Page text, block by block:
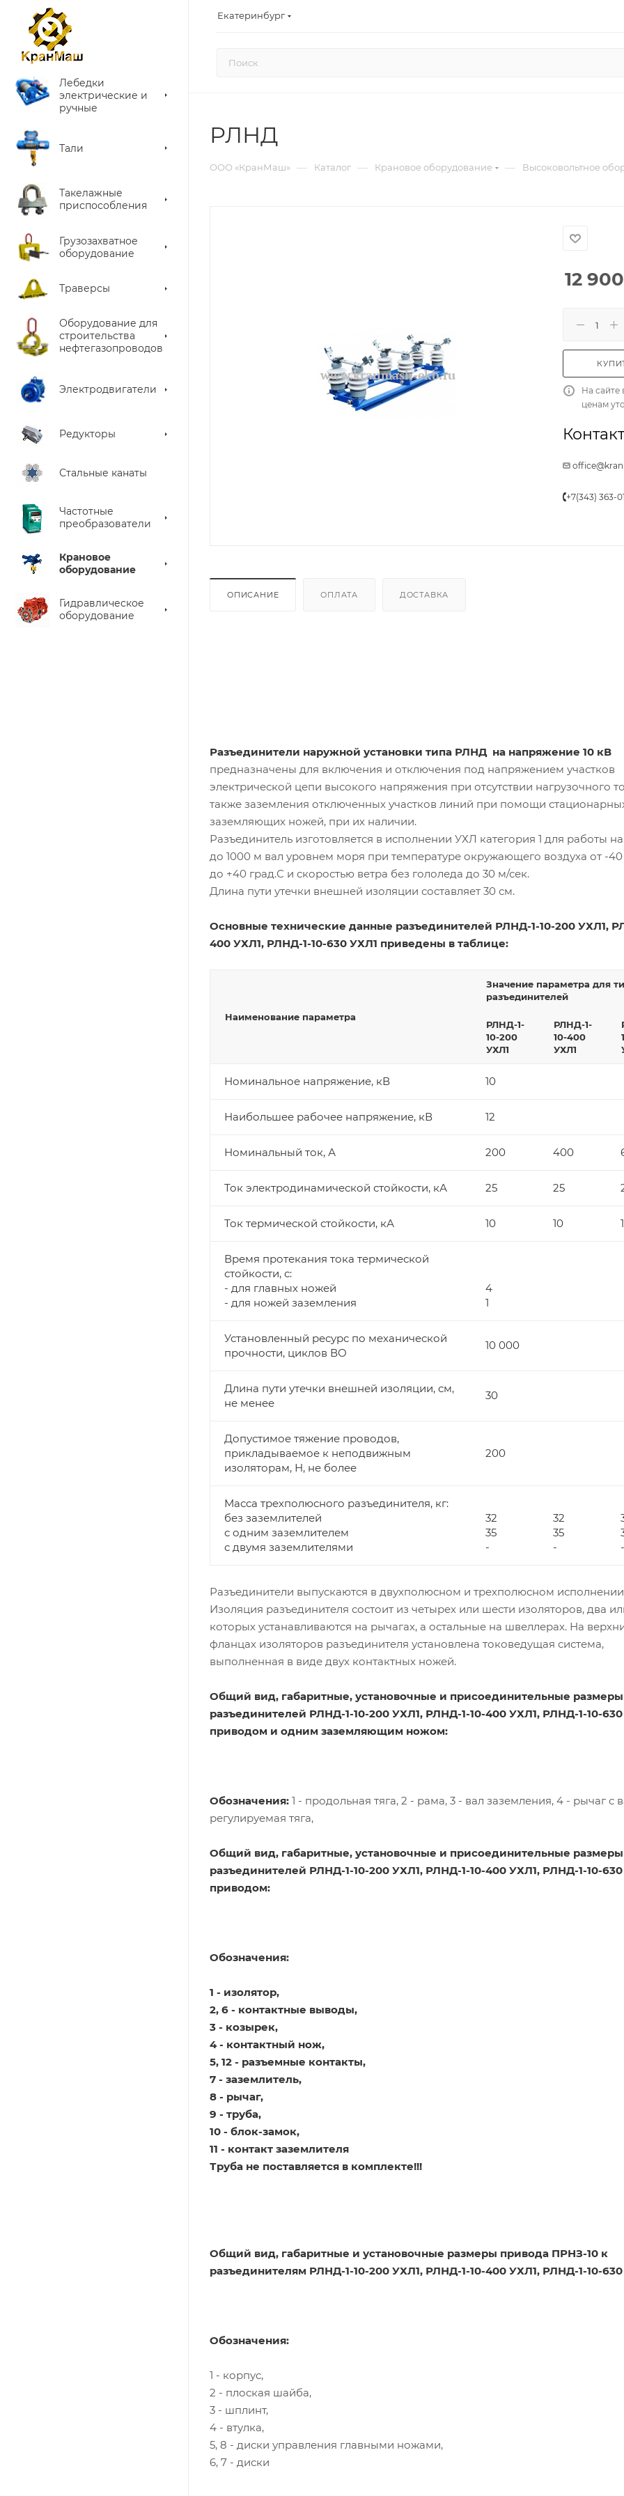
Екатеринбург
Лебедки
электрические и
ручные
Тали
Такелажные
приспособления
Грузозахватное
оборудование
Траверсы
Оборудование для
строительства
нефтегазопроводов
Электродвигатели
Редукторы
Стальные канаты
Частотные
преобразователи
Крановое
оборудование
Гидравлическое
оборудование
РЛНД
ООО «КранМаш» — Каталог — Крановое оборудование — Высоковольтное
12 900
На сайте
ценам
+7(343) 363-
ОПИСАНИЕ ОПЛАТА ДОСТАВКА
Разъединители наружной установки типа РЛНД на напряжение 10 кВ
предназначены для включения и отключения под напряжением участков
электрической цепи высокого напряжения при отсутствии нагрузочного
также заземления отключенных участков линий при помощи
заземляющих ножей, при их наличии.
Разъединитель изготовляется в исполнении УХЛ категория 1 для работы
до 1000 м вал уровнем моря при температуре окружающего воздуха от -40
до +40 град.С и скоростью ветра без гололеда до 30 м/сек.
Длина пути утечки внешней изоляции составляет 30 см.
Основные технические данные разъединителей РЛНД-1-10-200 УХЛ1,
400 УХЛ1, РЛНД-1-10-630 УХЛ1 приведены в таблице:
Наименование параметра
Значение параметра для
разъединителей
РЛНД-1-
10-200
УХЛ1
РЛНД-1-
10-400
УХЛ1
Номинальное напряжение, кВ 10
Наибольшее рабочее напряжение, кВ 12
Номинальный ток, А 200 400
Ток электродинамической стойкости, кА 25 25
Ток термической стойкости, кА 10 10
Время протекания тока термической
стойкости, с:
- для главных ножей
- для ножей заземления
4
1
Установленный ресурс по механической
прочности, циклов ВО
10 000
Длина пути утечки внешней изоляции, см,
не менее
30
Допустимое тяжение проводов,
прикладываемое к неподвижным
изоляторам, Н, не более
200
Масса трехполюсного разъединителя, кг:
без заземлителей
с одним заземлителем
с двумя заземлителями
32
35
-
32
35
-
-
Разъединители выпускаются в двухполюсном и трехполюсном
Изоляция разъединителя состоит из четырех или шести изоляторов, два
которых устанавливаются на рычагах, а остальные на швеллерах. На
фланцах изоляторов разъединителя установлена токоведущая система,
выполненная в виде двух контактных ножей.
Общий вид, габаритные, установочные и присоединительные размеры
разъединителей РЛНД-1-10-200 УХЛ1, РЛНД-1-10-400 УХЛ1, РЛНД-1-10-
приводом и одним заземляющим ножом:
Обозначения: 1 - продольная тяга, 2 - рама, 3 - вал заземления, 4 - рычаг с
регулируемая тяга,
Общий вид, габаритные, установочные и присоединительные размеры
разъединителей РЛНД-1-10-200 УХЛ1, РЛНД-1-10-400 УХЛ1, РЛНД-1-10-
приводом:
Обозначения:
1 - изолятор,
2, 6 - контактные выводы,
3 - козырек,
4 - контактный нож,
5, 12 - разъемные контакты,
7 - заземлитель,
8 - рычаг,
9 - труба,
10 - блок-замок,
11 - контакт заземлителя
Труба не поставляется в комплекте!!!
Общий вид, габаритные и установочные размеры привода ПРНЗ-10 к
разъединителям РЛНД-1-10-200 УХЛ1, РЛНД-1-10-400 УХЛ1, РЛНД-1-10-
Обозначения:
1 - корпус,
2 - плоская шайба,
3 - шплинт,
4 - втулка,
5, 8 - диски управления главными ножами,
6, 7 - диски